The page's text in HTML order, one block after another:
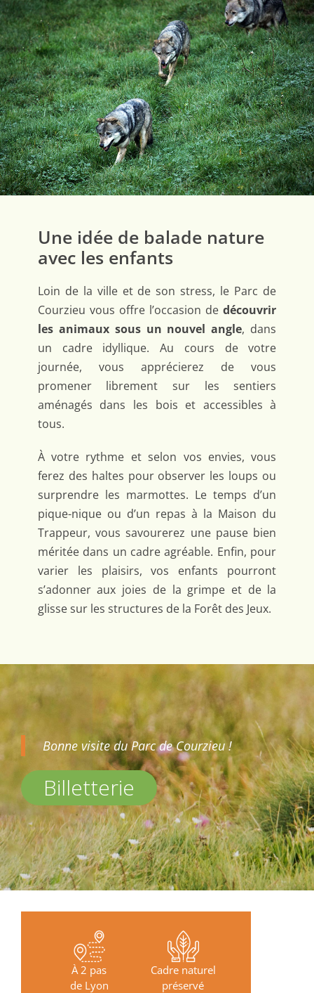
Une idée de balade nature
avec les enfants
Loin de la ville et de son stress, le Parc de
Courzieu vous offre l’occasion dedécouvrir
les animaux sous un nouvel angle, dans
un cadre idyllique. Au cours de votre
journée, vous apprécierez de vous
promener librement sur les sentiers
aménagés dans les bois et accessibles à
tous.
À votre rythme et selon vos envies, vous
ferez des haltes pour observer les loups ou
surprendre les marmottes. Le temps d’un
pique-nique ou d’un repas à la Maison du
Trappeur, vous savourerez une pause bien
méritée dans un cadre agréable. Enfin, pour
varier les plaisirs, vos enfants pourront
s’adonner aux joies de la grimpe et de la
glisse sur les structures de la Forêt des Jeux.
Bonne visite du Parc de Courzieu !
Billetterie
À 2 pas
de Lyon
Cadre naturel
préservé